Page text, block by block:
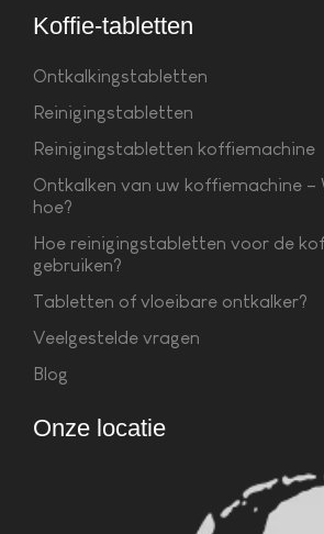
Koffie-tabletten
Ontkalkingstabletten
Reinigingstabletten
Reinigingstabletten koffiemachine
Ontkalken van uw koffiemachine –
hoe?
Hoe reinigingstabletten voor de
gebruiken?
Tabletten of vloeibare ontkalker?
Veelgestelde vragen
Blog
Onze locatie